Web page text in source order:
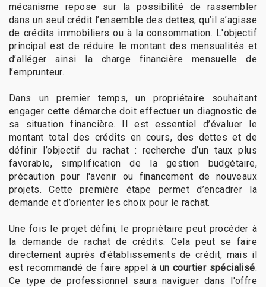
mécanisme repose sur la possibilité de rassembler
dans un seul crédit l’ensemble des dettes, qu’il s’agisse
de crédits immobiliers ou à la consommation. L'objectif
principal est de réduire le montant des mensualités et
d’alléger ainsi la charge financière mensuelle de
l’emprunteur.
Dans un premier temps, un propriétaire souhaitant
engager cette démarche doit effectuer un diagnostic de
sa situation financière. Il est essentiel d’évaluer le
montant total des crédits en cours, des dettes et de
définir l’objectif du rachat : recherche d’un taux plus
favorable, simplification de la gestion budgétaire,
précaution pour l'avenir ou financement de nouveaux
projets. Cette première étape permet d’encadrer la
demande et d’orienter les choix pour le rachat.
Une fois le projet défini, le propriétaire peut procéder à
la demande de rachat de crédits. Cela peut se faire
directement auprès d’établissements de crédit, mais il
est recommandé de faire appel à un courtier spécialisé.
Ce type de professionnel saura naviguer dans l'offre